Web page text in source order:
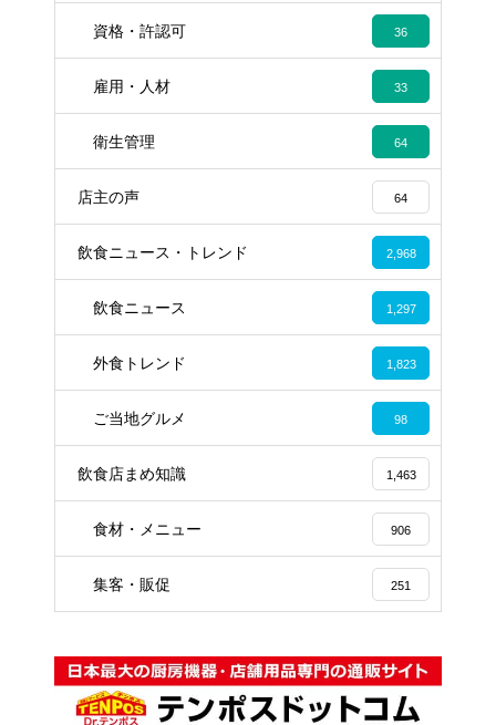
資格・許認可 36
雇用・人材 33
衛生管理 64
店主の声 64
飲食ニュース・トレンド 2,968
飲食ニュース 1,297
外食トレンド 1,823
ご当地グルメ 98
飲食店まめ知識 1,463
食材・メニュー 906
集客・販促 251